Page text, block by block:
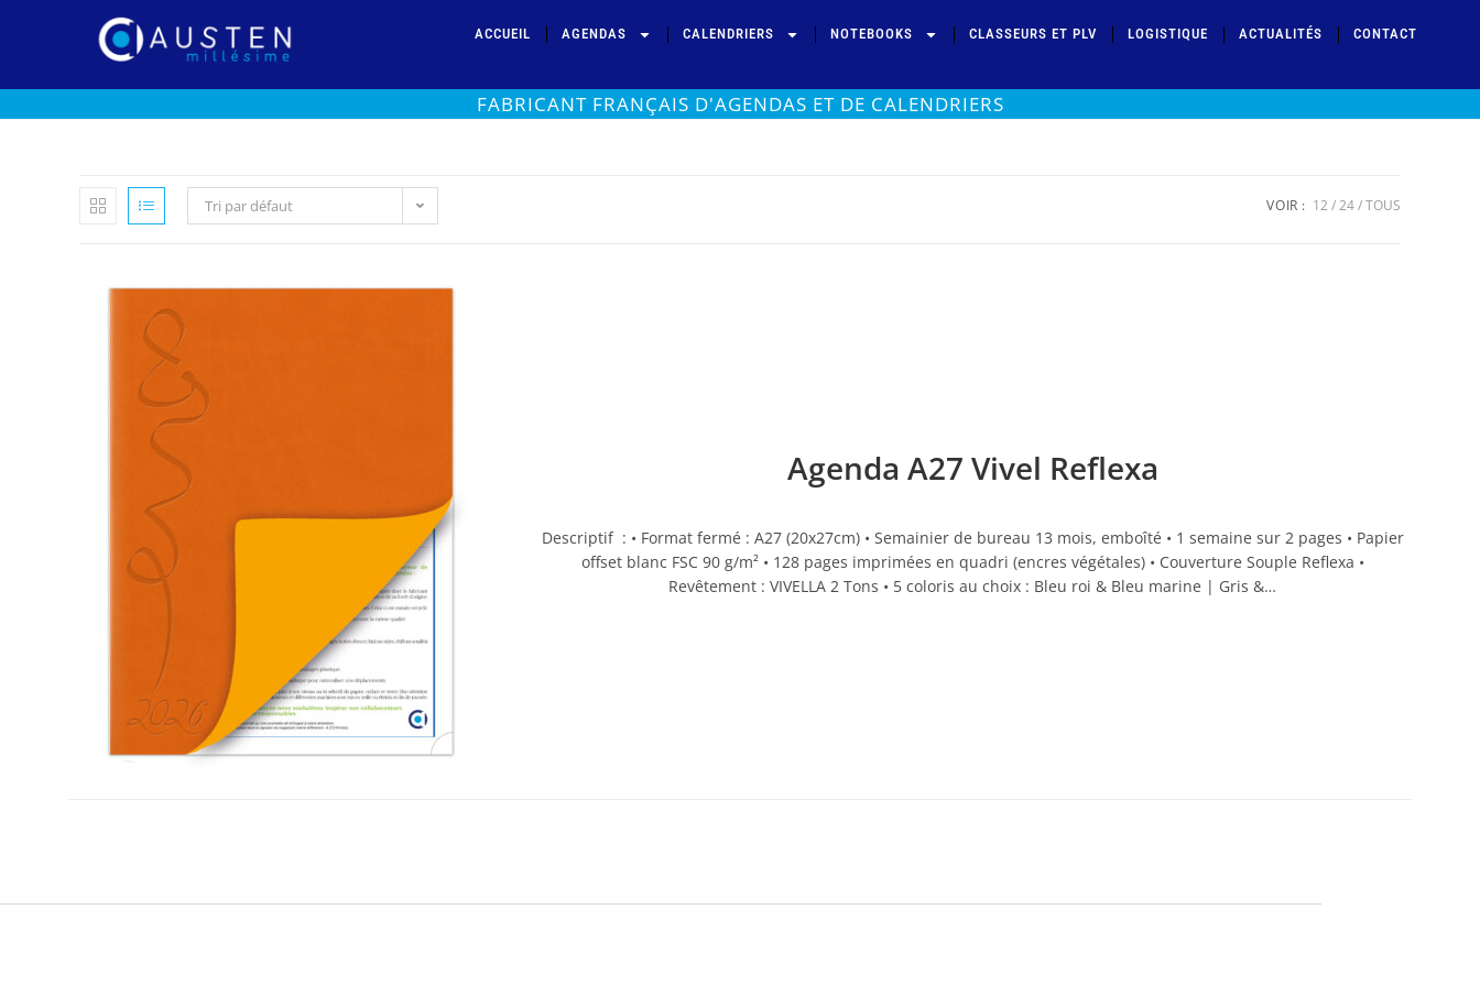
ACCUEIL AGENDAS CALENDRIERS NOTEBOOKS CLASSEURS ET PLV LOGISTIQUE ACTUALITÉS CONTACT
FABRICANT FRANÇAIS D'AGENDAS ET DE CALENDRIERS
Tri par défaut VOIR : 12 24 TOUS
Agenda A27 Vivel Reflexa
Descriptif : • Format fermé : A27 (20x27cm) • Semainier de bureau 13 mois, emboîté • 1 semaine sur 2 pages • Papier
offset blanc FSC 90 g/m² • 128 pages imprimées en quadri (encres végétales) • Couverture Souple Reflexa •
Revêtement : VIVELLA 2 Tons • 5 coloris au choix : Bleu roi & Bleu marine | Gris &…